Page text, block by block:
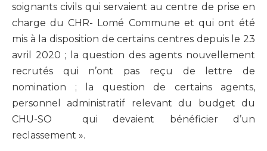
soignants civils qui servaient au centre de prise en
charge du CHR- Lomé Commune et qui ont été
mis à la disposition de certains centres depuis le 23
avril 2020 ; la question des agents nouvellement
recrutés qui n’ont pas reçu de lettre de
nomination ; la question de certains agents,
personnel administratif relevant du budget du
CHU-SO qui devaient bénéficier d’un
reclassement ».